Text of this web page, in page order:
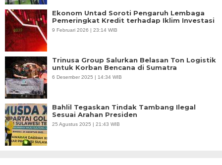
Ekonom Untad Soroti Pengaruh Lembaga
Pemeringkat Kredit terhadap Iklim Investasi
9 Februari 2026 | 23:14 WIB
Trinusa Group Salurkan Belasan Ton Logistik
untuk Korban Bencana di Sumatra
6 Desember 2025 | 14:34 WIB
Bahlil Tegaskan Tindak Tambang Ilegal
Sesuai Arahan Presiden
25 Agustus 2025 | 21:43 WIB